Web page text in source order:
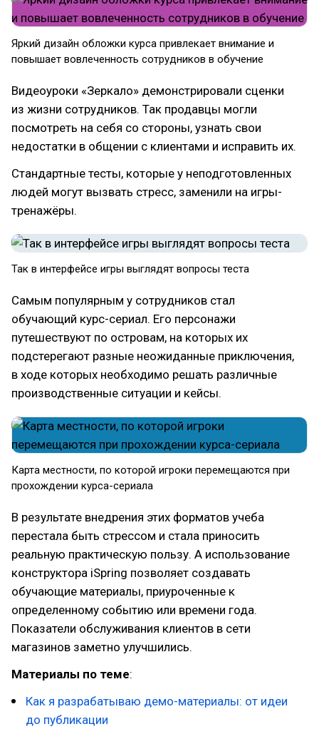
Яркий дизайн обложки курса привлекает внимание и
повышает вовлеченность сотрудников в обучение
Видеоуроки «Зеркало» демонстрировали сценки
из жизни сотрудников. Так продавцы могли
посмотреть на себя со стороны, узнать свои
недостатки в общении с клиентами и исправить их.
Стандартные тесты, которые у неподготовленных
людей могут вызвать стресс, заменили на игры-
тренажёры.
Так в интерфейсе игры выглядят вопросы теста
Самым популярным у сотрудников стал
обучающий курс-сериал. Его персонажи
путешествуют по островам, на которых их
подстерегают разные неожиданные приключения,
в ходе которых необходимо решать различные
производственные ситуации и кейсы.
Карта местности, по которой игроки перемещаются при
прохождении курса-сериала
В результате внедрения этих форматов учеба
перестала быть стрессом и стала приносить
реальную практическую пользу. А использование
конструктора iSpring позволяет создавать
обучающие материалы, приуроченные к
определенному событию или времени года.
Показатели обслуживания клиентов в сети
магазинов заметно улучшились.
Материалы по теме:
Как я разрабатываю демо-материалы: от идеи
до публикации